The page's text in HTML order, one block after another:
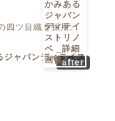
四ツ目織を採用。
after